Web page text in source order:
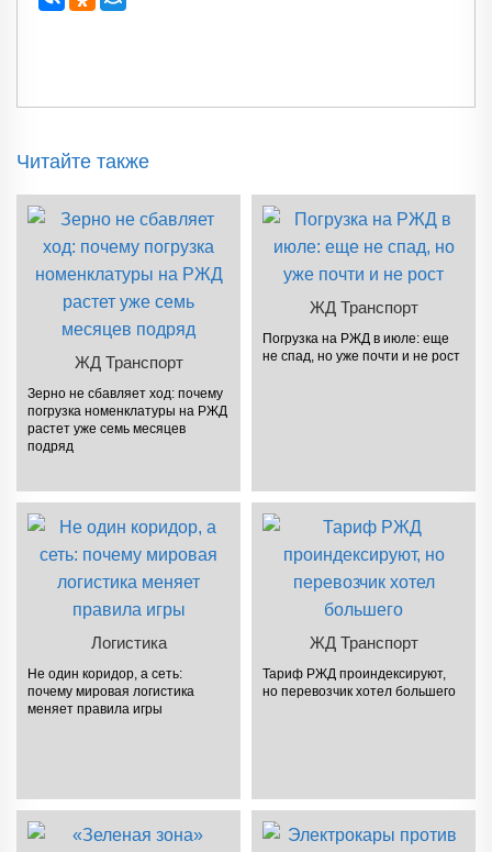
Читайте также
ЖД Транспорт
Зерно не сбавляет ход: почему
погрузка номенклатуры на РЖД
растет уже семь месяцев
подряд
ЖД Транспорт
Погрузка на РЖД в июле: еще
не спад, но уже почти и не рост
Логистика
Не один коридор, а сеть:
почему мировая логистика
меняет правила игры
ЖД Транспорт
Тариф РЖД проиндексируют,
но перевозчик хотел большего